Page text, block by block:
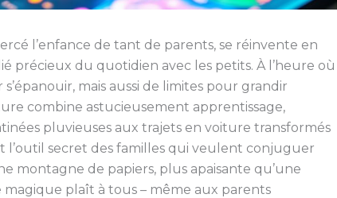
l’enfance de tant de parents, se réinvente en
précieux du quotidien avec les petits. À l’heure où
s’épanouir, mais aussi de limites pour grandir
combine astucieusement apprentissage,
pluvieuses aux trajets en voiture transformés
l’outil secret des familles qui veulent conjuguer
montagne de papiers, plus apaisante qu’une
magique plaît à tous – même aux parents